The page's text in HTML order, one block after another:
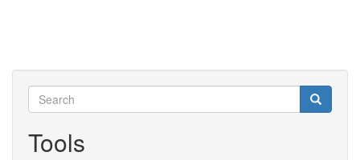
Search
Search Search
Tools